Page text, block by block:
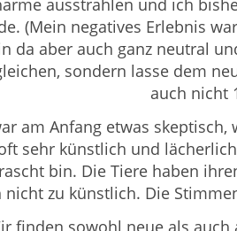
ausstrahlen und ich
(Mein negatives Erlebnis
da aber auch ganz neutral
sondern lasse dem
auch nicht
am Anfang etwas
sehr künstlich und
bin. Die Tiere haben
nicht zu künstlich. Die
finden sowohl neue als auch